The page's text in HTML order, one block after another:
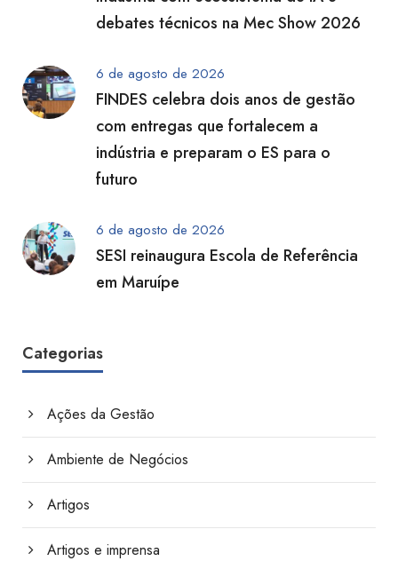
debates técnicos na Mec Show 2026
6 de agosto de 2026
FINDES celebra dois anos de gestão
com entregas que fortalecem a
indústria e preparam o ES para o
futuro
6 de agosto de 2026
SESI reinaugura Escola de Referência
em Maruípe
Categorias
Ações da Gestão
Ambiente de Negócios
Artigos
Artigos e imprensa